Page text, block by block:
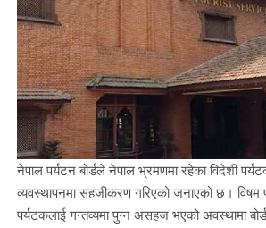
नेपाल पर्यटन बोर्डले नेपाल भ्रमणमा रहेका विदेशी
व्यवस्थापनमा सहजीकरण गरिएको जनाएको छ। विषम
पर्यटकलाई गन्तव्यमा पुग्न असहज भएको अवस्थामा